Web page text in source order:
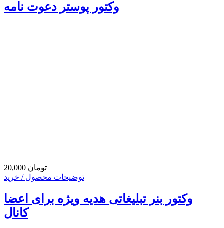
وکتور پوستر دعوت نامه
20,000 تومان
توضیحات محصول / خرید
وکتور بنر تبلیغاتی هدیه ویژه برای اعضا
کانال